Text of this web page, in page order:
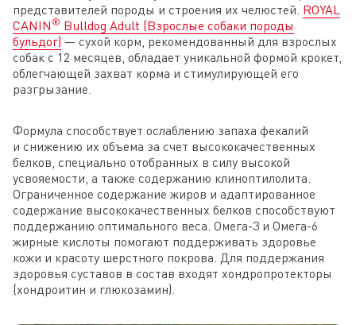
представителей породы и строения их челюстей. ROYAL
CANIN ® Bulldog Adult (Взрослые собаки породы
бульдог) — сухой корм, рекомендованный для взрослых
собак с 12 месяцев, обладает уникальной формой крокет,
облегчающей захват корма и стимулирующей его
разгрызание.
Формула способствует ослаблению запаха фекалий
и снижению их объема за счет высококачественных
белков, специально отобранных в силу высокой
усвояемости, а также содержанию клиноптилолита.
Ограниченное содержание жиров и адаптированное
содержание высококачественных белков способствуют
поддержанию оптимального веса. Омега-3 и Омега-6
жирные кислоты помогают поддерживать здоровье
кожи и красоту шерстного покрова. Для поддержания
здоровья суставов в состав входят хондропротекторы
(хондроитин и глюкозамин).